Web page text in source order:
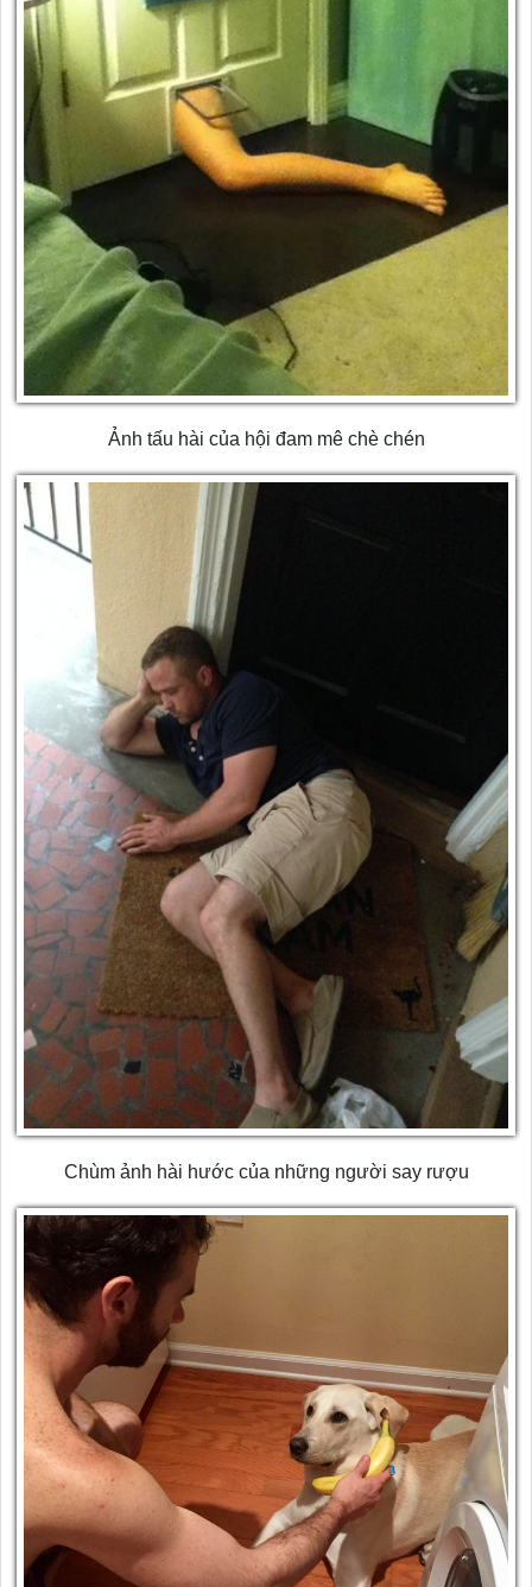
Ảnh tấu hài của hội đam mê chè chén
Chùm ảnh hài hước của những người say rượu